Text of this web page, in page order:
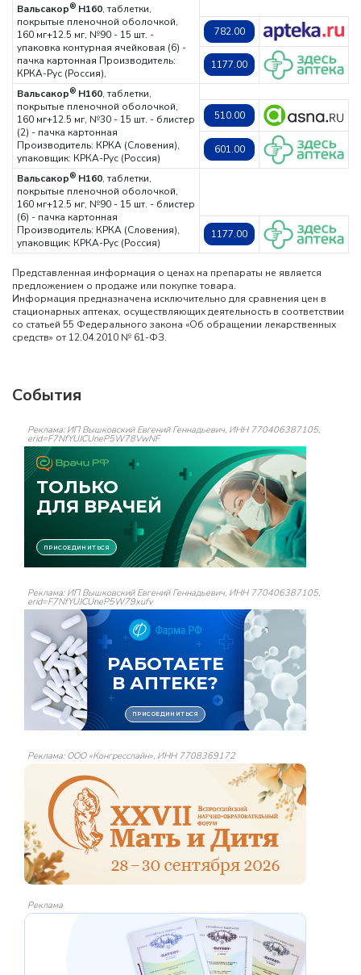
Вальсакор®Н160, таблетки,
покрытые пленочной оболочкой,
160 мг+12.5 мг, №90 - 15 шт. -
упаковка контурная ячейковая (6) -
пачка картонная Производитель:
КРКА-Рус (Россия),
782.00
1177.00
Вальсакор®Н160, таблетки,
покрытые пленочной оболочкой,
160 мг+12.5 мг, №30 - 15 шт. - блистер
(2) - пачка картонная
Производитель: КРКА (Словения),
упаковщик: КРКА-Рус (Россия)
510.00
601.00
Вальсакор®Н160, таблетки,
покрытые пленочной оболочкой,
160 мг+12.5 мг, №90 - 15 шт. - блистер
(6) - пачка картонная
Производитель: КРКА (Словения),
упаковщик: КРКА-Рус (Россия)
1177.00
Представленная информация о ценах на препараты не является
предложением о продаже или покупке товара.
Информация предназначена исключительно для сравнения цен в
стационарных аптеках, осуществляющих деятельность в соответствии
со статьей 55 Федерального закона «Об обращении лекарственных
средств» от 12.04.2010 № 61-ФЗ.
События
Реклама: ИП Вышковский Евгений Геннадьевич, ИНН 770406387105,
erid=F7NfYUJCUneP5W78VwNF
Реклама: ИП Вышковский Евгений Геннадьевич, ИНН 770406387105,
erid=F7NfYUJCUneP5W79xufv
Реклама: ООО «Конгресслайн», ИНН 7708369172
Реклама